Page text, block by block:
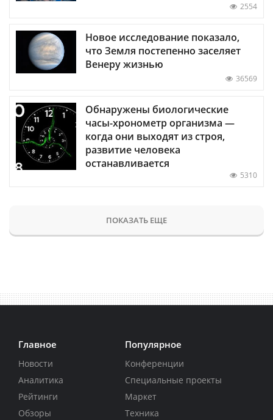
2554
Новое исследование показало,
что Земля постепенно заселяет
Венеру жизнью
36569
Обнаружены биологические
часы-хронометр организма —
когда они выходят из строя,
развитие человека
останавливается
5310
ПОКАЗАТЬ ЕЩЕ
Главное
Новости
Аналитика
Рейтинги
Обзоры
Популярное
Конференции
Специальные проекты
Маркет
Техника